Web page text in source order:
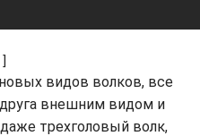
видов волков, все
внешним видом и
трехголовый волк,